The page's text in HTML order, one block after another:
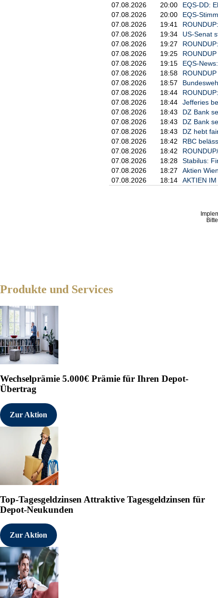
07.08.2026
20:00
EQS-DD:
07.08.2026
20:00
EQS-
07.08.2026
19:41
07.08.2026
19:34
US-Senat
07.08.2026
19:27
07.08.2026
19:25
07.08.2026
19:15
EQS-
07.08.2026
18:58
07.08.2026
18:57
07.08.2026
18:44
07.08.2026
18:44
Jefferies
07.08.2026
18:43
DZ Bank
07.08.2026
18:43
DZ Bank
07.08.2026
18:43
DZ hebt
07.08.2026
18:42
RBC
07.08.2026
18:42
07.08.2026
18:28
Stabilus:
07.08.2026
18:27
Aktien
07.08.2026
18:14 AKTIEN
Produkte und Services
Wechselprämie 5.000€ Prämie für Ihren Depot-
Übertrag
Zur Aktion
Top-Tagesgeldzinsen Attraktive Tagesgeldzinsen für
Depot-Neukunden
Zur Aktion